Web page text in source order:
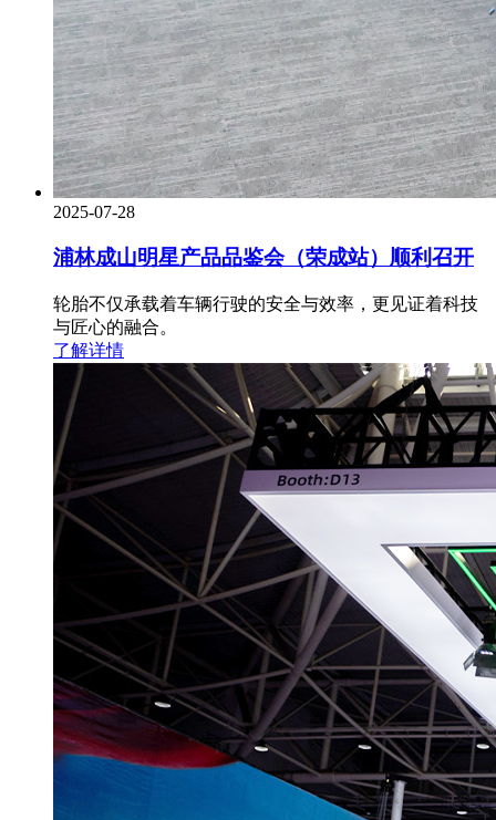
2025-07-28
浦林成山明星产品品鉴会（荣成站）顺利召开
轮胎不仅承载着车辆行驶的安全与效率，更见证着科技
与匠心的融合。
了解详情